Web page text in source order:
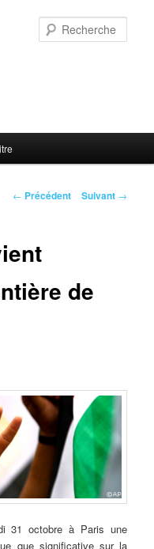
Navigation
← Précédent Suivant →
de
31 octobre à Paris une
que significative sur la